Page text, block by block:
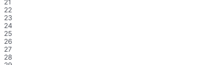
21
22
23
24
25
26
27
28